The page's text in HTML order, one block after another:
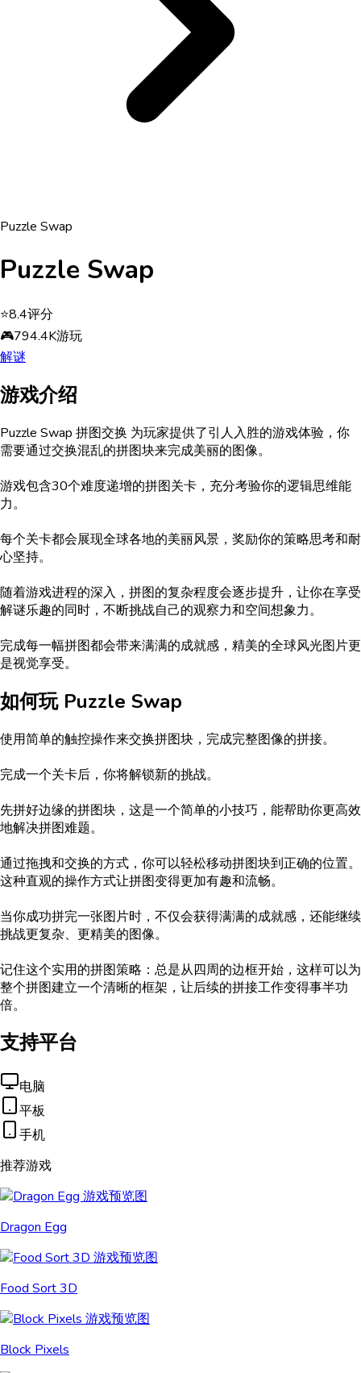
Puzzle Swap
Puzzle Swap
⭐8.4评分
🎮794.4K游玩
解谜
游戏介绍
Puzzle Swap 拼图交换 为玩家提供了引人入胜的游戏体验，你
需要通过交换混乱的拼图块来完成美丽的图像。
游戏包含30个难度递增的拼图关卡，充分考验你的逻辑思维能
力。
每个关卡都会展现全球各地的美丽风景，奖励你的策略思考和耐
心坚持。
随着游戏进程的深入，拼图的复杂程度会逐步提升，让你在享受
解谜乐趣的同时，不断挑战自己的观察力和空间想象力。
完成每一幅拼图都会带来满满的成就感，精美的全球风光图片更
是视觉享受。
如何玩 Puzzle Swap
使用简单的触控操作来交换拼图块，完成完整图像的拼接。
完成一个关卡后，你将解锁新的挑战。
先拼好边缘的拼图块，这是一个简单的小技巧，能帮助你更高效
地解决拼图难题。
通过拖拽和交换的方式，你可以轻松移动拼图块到正确的位置。
这种直观的操作方式让拼图变得更加有趣和流畅。
当你成功拼完一张图片时，不仅会获得满满的成就感，还能继续
挑战更复杂、更精美的图像。
记住这个实用的拼图策略：总是从四周的边框开始，这样可以为
整个拼图建立一个清晰的框架，让后续的拼接工作变得事半功
倍。
支持平台
电脑
平板
手机
推荐游戏
Dragon Egg
Food Sort 3D
Block Pixels